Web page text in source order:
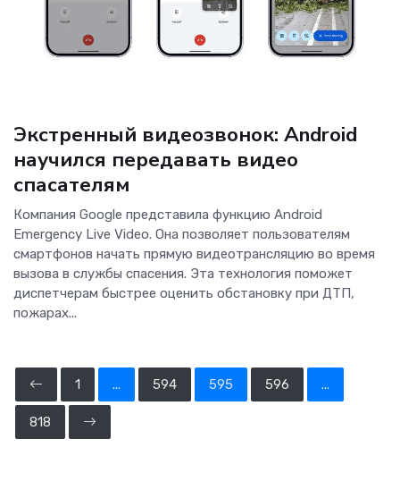
Экстренный видеозвонок: Android
научился передавать видео
спасателям
Компания Google представила функцию Android
Emergency Live Video. Она позволяет пользователям
смартфонов начать прямую видеотрансляцию во время
вызова в службы спасения. Эта технология поможет
диспетчерам быстрее оценить обстановку при ДТП,
пожарах...
1 ... 594 595 596 ...
818